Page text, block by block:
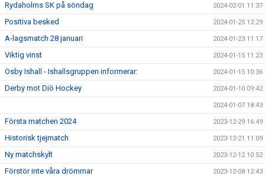
Rydaholms SK på söndag 2024-02-01 11:37
Positiva besked 2024-01-25 12:29
A-lagsmatch 28 januari 2024-01-23 11:17
Viktig vinst 2024-01-15 11:23
Osby Ishall - Ishallsgruppen informerar: 2024-01-15 10:36
Derby mot Diö Hockey 2024-01-10 09:42
2024-01-07 18:43
Första matchen 2024 2023-12-29 16:49
Historisk tjejmatch 2023-12-21 11:09
Ny matchskylt 2023-12-12 10:52
Förstör inte våra drömmar 2023-12-08 12:43